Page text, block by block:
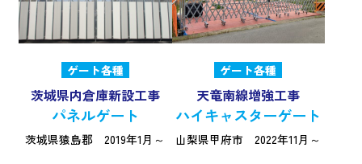
ゲート各種
茨城県内倉庫新設工事
パネルゲート
茨城県猿島郡 2019年1月～
ゲート各種
天竜南線増強工事
ハイキャスターゲート
山梨県甲府市 2022年11月～